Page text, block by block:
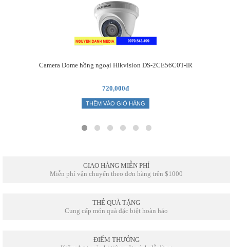
Camera Dome hồng ngoại Hikvision DS-2CE56C0T-IR
720,000đ
THÊM VÀO GIỎ HÀNG
GIAO HÀNG MIỄN PHÍ
Miễn phí vận chuyển theo đơn hàng trên $1000
THẺ QUÀ TẶNG
Cung cấp món quà đặc biệt hoàn hảo
ĐIỂM THƯỞNG